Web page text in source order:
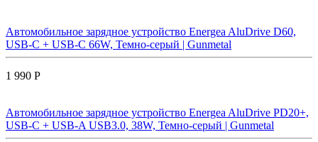
Автомобильное зарядное устройство Energea AluDrive D60,
USB-C + USB-С 66W, Темно-серый | Gunmetal
1 990 Р
Автомобильное зарядное устройство Energea AluDrive PD20+,
USB-C + USB-A USB3.0, 38W, Темно-серый | Gunmetal